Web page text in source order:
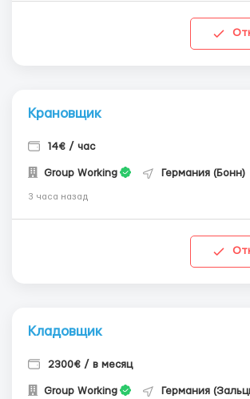
Крановщик
14€ / час
Group Working Германия (Бонн)
3 часа назад
Кладовщик
2300€ / в месяц
Group Working Германия